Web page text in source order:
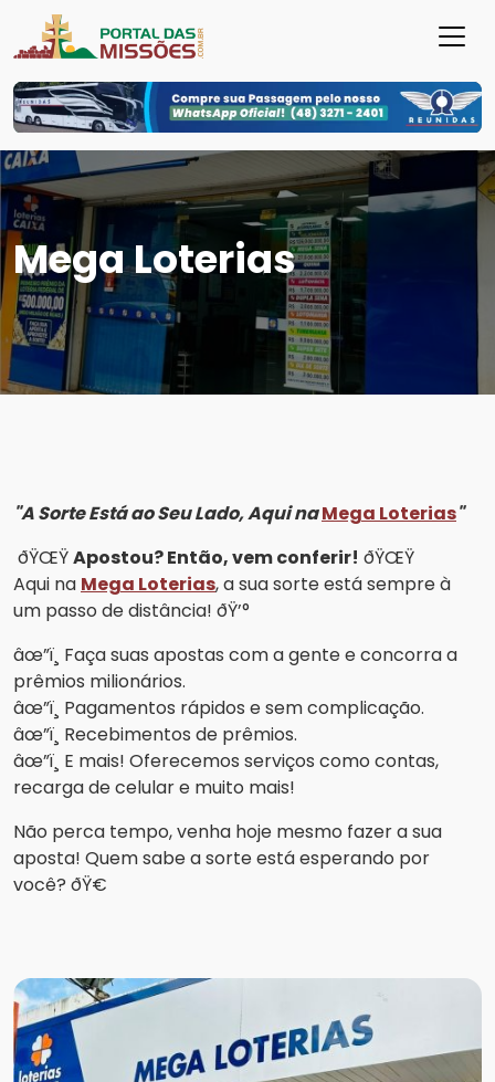
Mega Loterias
"A Sorte Está ao Seu Lado, Aqui naMega Loterias"
ðŸŒŸApostou? Então, vem conferir! ðŸŒŸ
Aqui na Mega Loterias, a sua sorte está sempre à
um passo de distância! ðŸ’°
âœ”ï¸ Faça suas apostas com a gente e concorra a
prêmios milionários.
âœ”ï¸ Pagamentos rápidos e sem complicação.
âœ”ï¸ Recebimentos de prêmios.
âœ”ï¸ E mais! Oferecemos serviços como contas,
recarga de celular e muito mais!
Não perca tempo, venha hoje mesmo fazer a sua
aposta! Quem sabe a sorte está esperando por
você? ðŸ€